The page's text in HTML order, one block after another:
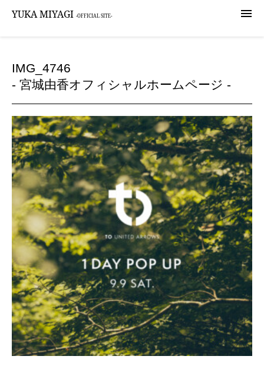

YUKA MIYAGI -OFFICIAL SITE-
IMG_4746
- 宮城由香オフィシャルホームページ -